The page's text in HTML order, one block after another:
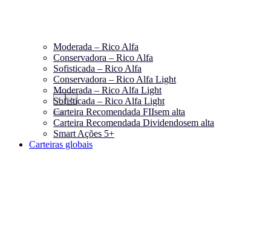
‹ ›
Moderada – Rico Alfa
Conservadora – Rico Alfa
Sofisticada – Rico Alfa
Conservadora – Rico Alfa Light
Moderada – Rico Alfa Light
Sofisticada – Rico Alfa Light
Carteira Recomendada FIIsem alta
Carteira Recomendada Dividendosem alta
Smart Ações 5+
Carteiras globais